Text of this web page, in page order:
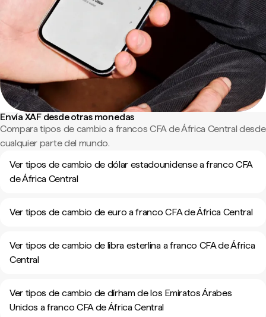
Envía XAF desde otras monedas
Compara tipos de cambio a francos CFA de África Central desde
cualquier parte del mundo.
Ver tipos de cambio de dólar estadounidense a franco CFA
de África Central
Ver tipos de cambio de euro a franco CFA de África Central
Ver tipos de cambio de libra esterlina a franco CFA de África
Central
Ver tipos de cambio de dírham de los Emiratos Árabes
Unidos a franco CFA de África Central